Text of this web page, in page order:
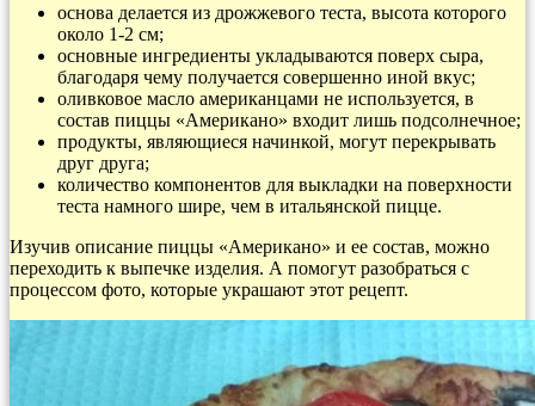
основа делается из дрожжевого теста, высота которого
около 1-2 см;
основные ингредиенты укладываются поверх сыра,
благодаря чему получается совершенно иной вкус;
оливковое масло американцами не используется, в
состав пиццы «Американо» входит лишь подсолнечное;
продукты, являющиеся начинкой, могут перекрывать
друг друга;
количество компонентов для выкладки на поверхности
теста намного шире, чем в итальянской пицце.
Изучив описание пиццы «Американо» и ее состав, можно
переходить к выпечке изделия. А помогут разобраться с
процессом фото, которые украшают этот рецепт.